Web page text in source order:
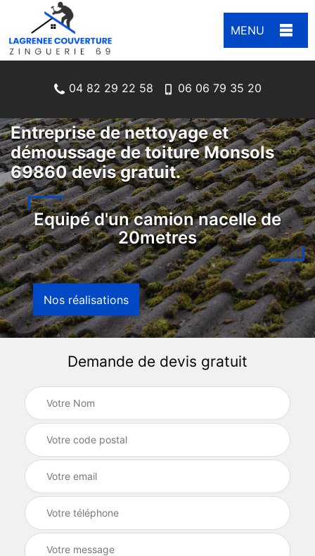
MENU
04 82 29 22 58 06 06 79 35 20
Entreprise de nettoyage et
démoussage de toiture Monsols
69860 devis gratuit.
Equipé d'un camion nacelle de
20metres
Nos réalisations
Demande de devis gratuit